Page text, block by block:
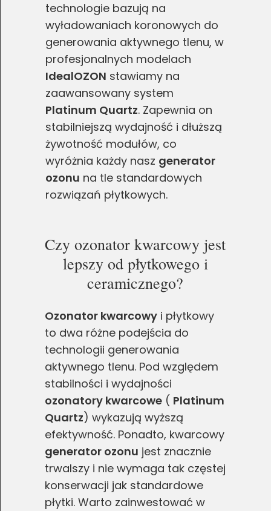
technologie bazują na
wyładowaniach koronowych do
generowania aktywnego tlenu, w
profesjonalnych modelach
IdealOZON stawiamy na
zaawansowany system
Platinum Quartz. Zapewnia on
stabilniejszą wydajność i dłuższą
żywotność modułów, co
wyróżnia każdy nasz generator
ozonu na tle standardowych
rozwiązań płytkowych.
Czy ozonator kwarcowy jest
lepszy od płytkowego i
ceramicznego?
Ozonator kwarcowy i płytkowy
to dwa różne podejścia do
technologii generowania
aktywnego tlenu. Pod względem
stabilności i wydajności
ozonatory kwarcowe ( Platinum
Quartz) wykazują wyższą
efektywność. Ponadto, kwarcowy
generator ozonu jest znacznie
trwalszy i nie wymaga tak częstej
konserwacji jak standardowe
płytki. Warto zainwestować w